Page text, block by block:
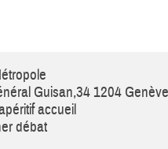
Guisan,34 1204 Genève
accueil
débat